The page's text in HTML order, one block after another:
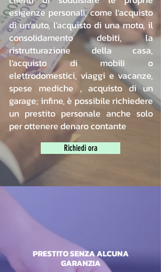
esigenze personali, come l'acquisto
di un'auto, l'acquisto di una moto, il
consolidamento debiti, la
ristrutturazione della casa,
l'acquisto di mobili o
elettrodomestici, viaggi e vacanze,
spese mediche , acquisto di un
garage; infine, è possibile richiedere
un prestito personale anche solo
per ottenere denaro contante
Richiedi ora
PRESTITO SENZA ALCUNA
GARANZIA